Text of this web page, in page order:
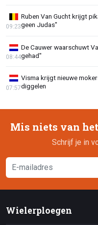
Ruben Van Gucht krijgt
geen Judas"
09:23
De Cauwer waarschuwt
gehad"
08:44
Visma krijgt nieuwe
diggelen
07:57
Mis niets van
Schrijf je in
Wielerploegen